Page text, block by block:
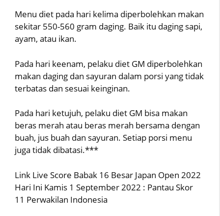
Menu diet pada hari kelima diperbolehkan makan
sekitar 550-560 gram daging. Baik itu daging sapi,
ayam, atau ikan.
Pada hari keenam, pelaku diet GM diperbolehkan
makan daging dan sayuran dalam porsi yang tidak
terbatas dan sesuai keinginan.
Pada hari ketujuh, pelaku diet GM bisa makan
beras merah atau beras merah bersama dengan
buah, jus buah dan sayuran. Setiap porsi menu
juga tidak dibatasi.***
Link Live Score Babak 16 Besar Japan Open 2022
Hari Ini Kamis 1 September 2022 : Pantau Skor
11 Perwakilan Indonesia